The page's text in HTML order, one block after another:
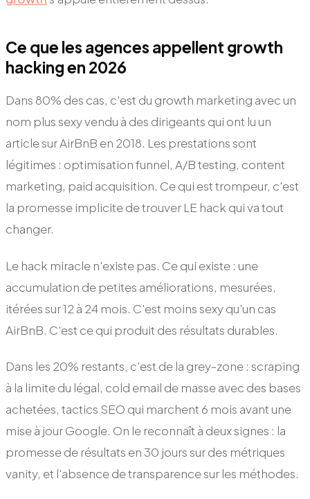
Ce que les agences appellent growth
hacking en 2026
Dans 80% des cas, c'est du growth marketing avec un
nom plus sexy vendu à des dirigeants qui ont lu un
article sur AirBnB en 2018. Les prestations sont
légitimes : optimisation funnel, A/B testing, content
marketing, paid acquisition. Ce qui est trompeur, c'est
la promesse implicite de trouver LE hack qui va tout
changer.
Le hack miracle n'existe pas. Ce qui existe : une
accumulation de petites améliorations, mesurées,
itérées sur 12 à 24 mois. C'est moins sexy qu'un cas
AirBnB. C'est ce qui produit des résultats durables.
Dans les 20% restants, c'est de la grey-zone : scraping
à la limite du légal, cold email de masse avec des bases
achetées, tactics SEO qui marchent 6 mois avant une
mise à jour Google. On le reconnaît à deux signes : la
promesse de résultats en 30 jours sur des métriques
vanity, et l'absence de transparence sur les méthodes.